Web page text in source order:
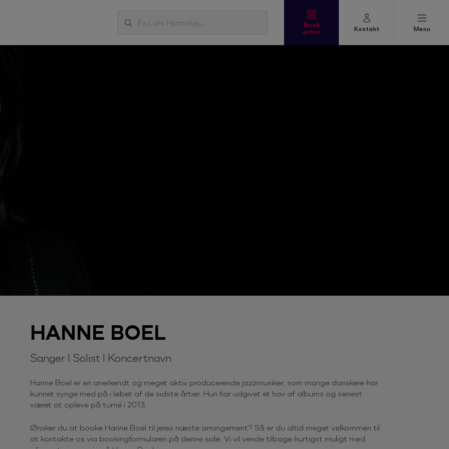
Book
artist
Kontakt Menu
HANNE BOEL
Sanger I Solist I Koncertnavn
Hanne Boel er en anerkendt og meget aktiv producerende jazzmusiker, som mange danskere har
kunnet synge med på i løbet af de sidste årtier. Hun har udgivet et hav af albums og senest
været at opleve på turné i 2013.
Ønsker du at booke Hanne Boel til jeres næste arrangement? Så er du altid meget velkommen til
at kontakte os via bookingformularen på denne side. Vi vil vende tilbage hurtigst muligt med